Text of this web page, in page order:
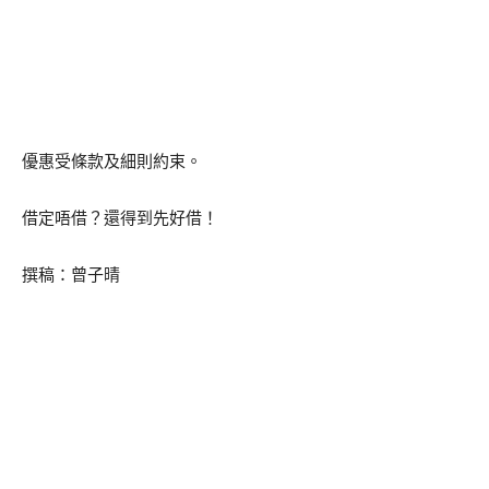
優惠受條款及細則約束。
借定唔借？還得到先好借！
撰稿：曾子晴